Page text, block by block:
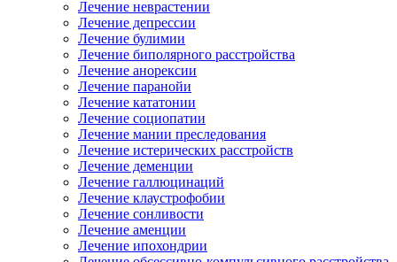
Лечение неврастении
Лечение депрессии
Лечение булимии
Лечение биполярного расстройства
Лечение анорексии
Лечение паранойи
Лечение кататонии
Лечение социопатии
Лечение мании преследования
Лечение истерических расстройств
Лечение деменции
Лечение галлюцинаций
Лечение клаустрофобии
Лечение сонливости
Лечение аменции
Лечение ипохондрии